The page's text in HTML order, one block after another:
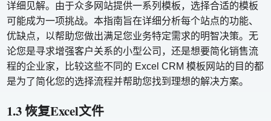
详细见解。由于众多网站提供一系列模板，选择合适的模板
可能成为一项挑战。本指南旨在详细分析每个站点的功能、
优缺点，以帮助您做出满足您业务特定需求的明智决策。无
论您是寻求增强客户关系的小型公司，还是想要简化销售流
程的企业家，比较这些不同的 Excel CRM 模板网站的目的都
是为了简化您的选择流程并帮助您找到理想的解决方案。
1.3 恢复Excel文件